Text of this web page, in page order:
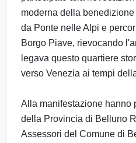
moderna della
da Ponte nelle Alpi e
Borgo Piave, rievocando
legava questo quartiere
verso Venezia ai tempi
Alla manifestazione hanno
della Provincia di Belluno
Assessori del Comune di